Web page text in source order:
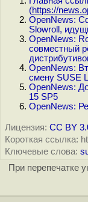
(https://
OpenNews:
Slowroll,
OpenNews:
совместный
OpenNews:
смену SUSE
OpenNews:
15 SP5
OpenNews:
Лицензия: CC BY
Короткая ссылка:
Ключевые слова:
При перепечатке